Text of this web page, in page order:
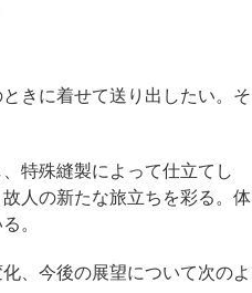
きに着せて送り出したい。そ
特殊縫製によって仕立てし
人の新たな旅立ちを彩る。体
。
、今後の展望について次のよ